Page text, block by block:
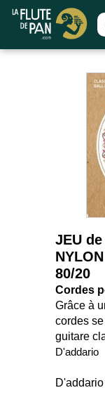
JEU
80/20
Cordes
Grâce à
cordes
guitare
D'addario
D'addario